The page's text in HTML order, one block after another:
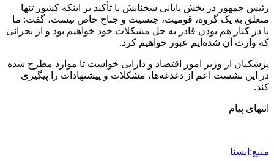
رئیس جمهور در بخش پایانی سخنانش با تأکید بر اینکه کشور تنها
متعلق به یک گروه، قومیت، جنسیت و جناح خاص نیست، گفت: ما
با در کنار هم بودن قادر به حل مشکلات خود خواهیم بود و از بحرانی
که وارث آن شده‌ایم عبور خواهیم کرد.
پزشکیان از وزیر امور اقتصاد و دارایی خواست تا موارد مطرح شده
در این نشست اعم از دغدغه‌ها، مشکلات و پیشنهادات را پیگیری
کند.
انتهای پیام
منبع:ایسنا